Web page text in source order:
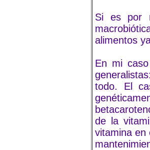
Si es por
alimentos
En mi
todo. El
de la
vitamina en